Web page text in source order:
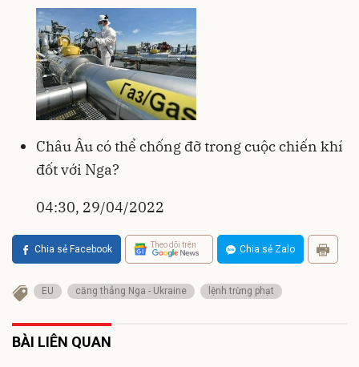
Châu Âu có thể chống đỡ trong cuộc chiến khí
đốt với Nga?
04:30, 29/04/2022
Chia sẻ Facebook Theo dõi trên Chia sẻ Zalo
EU căng thẳng Nga - Ukraine lệnh trừng phạt
BÀI LIÊN QUAN